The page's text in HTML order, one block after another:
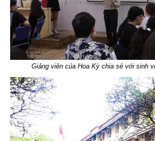
Giảng viên của Hoa Kỳ chia sẻ với sinh